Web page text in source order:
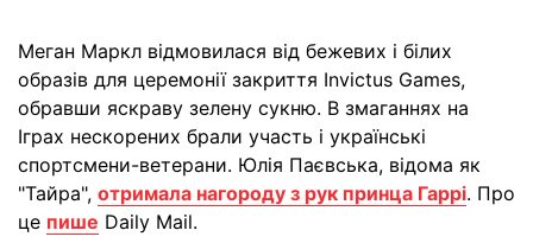
Меган Маркл відмовилася від бежевих і білих
образів для церемонії закриття Invictus Games,
обравши яскраву зелену сукню. В змаганнях на
Іграх нескорених брали участь і українські
спортсмени-ветерани. Юлія Паєвська, відома як
"Тайра", отримала нагороду з рук принца Гаррі. Про
це пише Daily Mail.